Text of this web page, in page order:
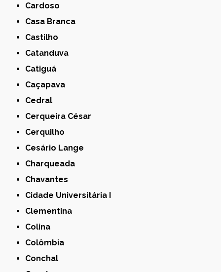
Cardoso
Casa Branca
Castilho
Catanduva
Catiguá
Caçapava
Cedral
Cerqueira César
Cerquilho
Cesário Lange
Charqueada
Chavantes
Cidade Universitária I
Clementina
Colina
Colômbia
Conchal